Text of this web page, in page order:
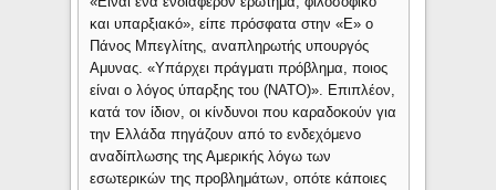
και υπαρξιακό», είπε πρόσφατα στην «Ε» ο
Πάνος Μπεγλίτης, αναπληρωτής υπουργός
Αμυνας. «Υπάρχει πράγματι πρόβλημα, ποιος
είναι ο λόγος ύπαρξης του (ΝΑΤΟ)». Επιπλέον,
κατά τον ίδιον, οι κίνδυνοι που καραδοκούν για
την Ελλάδα πηγάζουν από το ενδεχόμενο
αναδίπλωσης της Αμερικής λόγω των
εσωτερικών της προβλημάτων, οπότε κάποιες